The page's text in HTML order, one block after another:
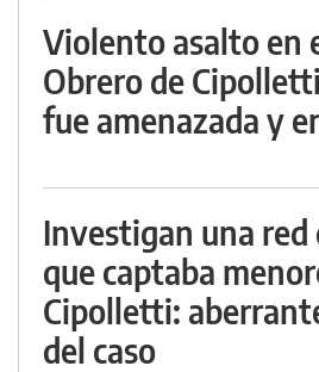
Violento asalto en
Obrero de
fue amenazada y
Investigan una red
que captaba
Cipolletti:
del caso